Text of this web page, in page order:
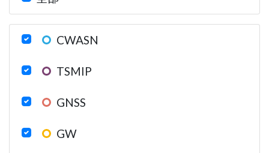
CWASN
TSMIP
GNSS
GW